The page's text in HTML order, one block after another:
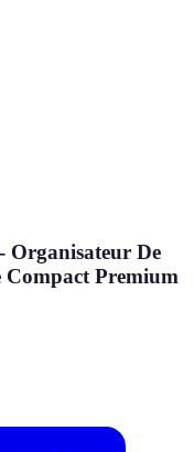
Organisateur De
Compact Premium